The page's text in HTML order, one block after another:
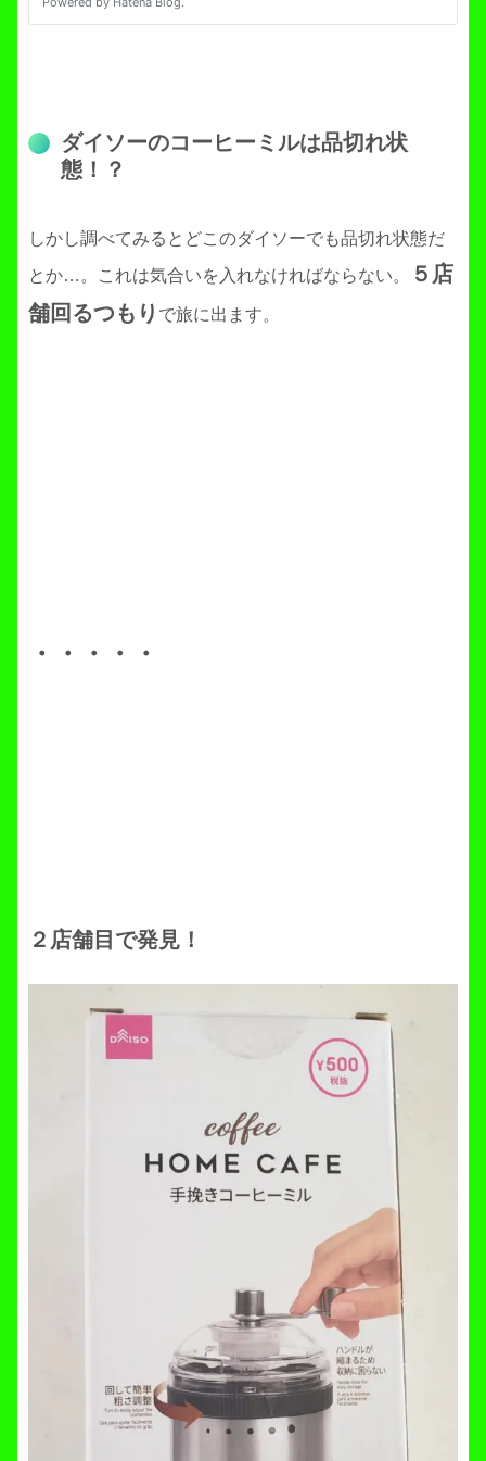
ダイソーのコーヒーミルは品切れ状
態！？
しかし調べてみるとどこのダイソーでも品切れ状態だ
とか…。これは気合いを入れなければならない。
５店
舗回るつもり で旅に出ます。
・・・・・
２店舗目で発見！